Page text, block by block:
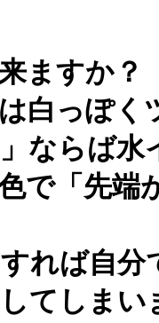
ますか？
白っぽ
ならば水
で「先端
れば自
てしまい